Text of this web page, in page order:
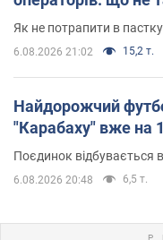
Як не потрапити в
6.08.2026 21:02 15,2 т.
Найдорожчий
"Карабаху" вже на
Поєдинок відбувається
6.08.2026 20:48 6,5 т.